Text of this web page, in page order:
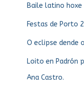
Baile latino hoxe
Festas de Porto
O eclipse dende
Loito en Padrón
Ana Castro.